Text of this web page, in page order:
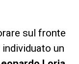
sul fronte
un